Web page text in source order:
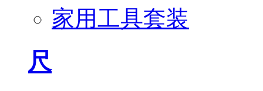
家用工具套装
尺